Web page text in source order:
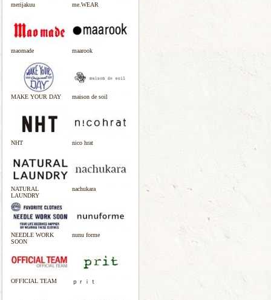
merijakuu me.WEAR
maomade maarook
MAKE YOUR DAY maison de soil
NHT nico hrat
NATURAL
LAUNDRY
nachukara
NEEDLE WORK
SOON
nunu forme
OFFICIAL TEAM ｐｒｉｔ